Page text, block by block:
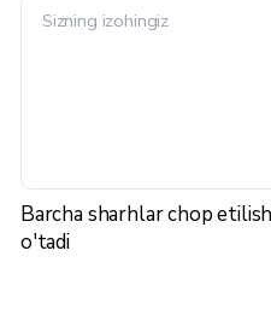
Barcha sharhlar chop
o'tadi